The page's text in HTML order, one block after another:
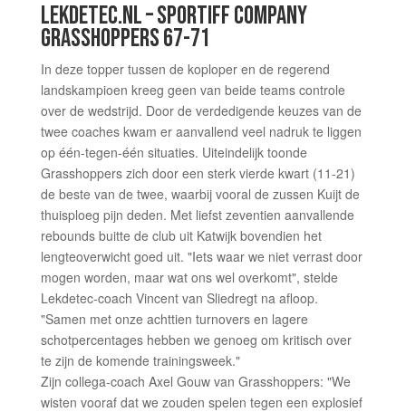
LEKDETEC.NL – SPORTIFF COMPANY
GRASSHOPPERS 67-71
In deze topper tussen de koploper en de regerend
landskampioen kreeg geen van beide teams controle
over de wedstrijd. Door de verdedigende keuzes van de
twee coaches kwam er aanvallend veel nadruk te liggen
op één-tegen-één situaties. Uiteindelijk toonde
Grasshoppers zich door een sterk vierde kwart (11-21)
de beste van de twee, waarbij vooral de zussen Kuijt de
thuisploeg pijn deden. Met liefst zeventien aanvallende
rebounds buitte de club uit Katwijk bovendien het
lengteoverwicht goed uit. "Iets waar we niet verrast door
mogen worden, maar wat ons wel overkomt", stelde
Lekdetec-coach Vincent van Sliedregt na afloop.
"Samen met onze achttien turnovers en lagere
schotpercentages hebben we genoeg om kritisch over
te zijn de komende trainingsweek."
Zijn collega-coach Axel Gouw van Grasshoppers: "We
wisten vooraf dat we zouden spelen tegen een explosief